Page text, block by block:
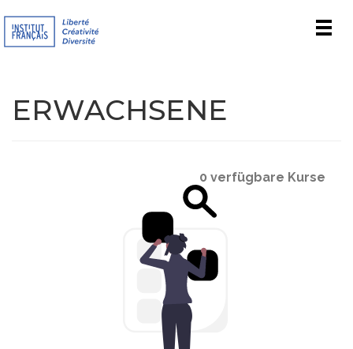
ERWACHSENE
0 verfügbare Kurse